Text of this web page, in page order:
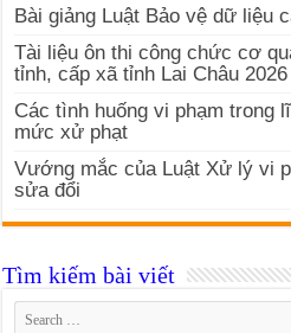
Bài giảng Luật Bảo vệ dữ liệu
Tài liệu ôn thi công chức cơ
tỉnh, cấp xã tỉnh Lai Châu 2026
Các tình huống vi phạm trong
mức xử phạt
Vướng mắc của Luật Xử lý vi
sửa đổi
Tìm kiếm bài viết